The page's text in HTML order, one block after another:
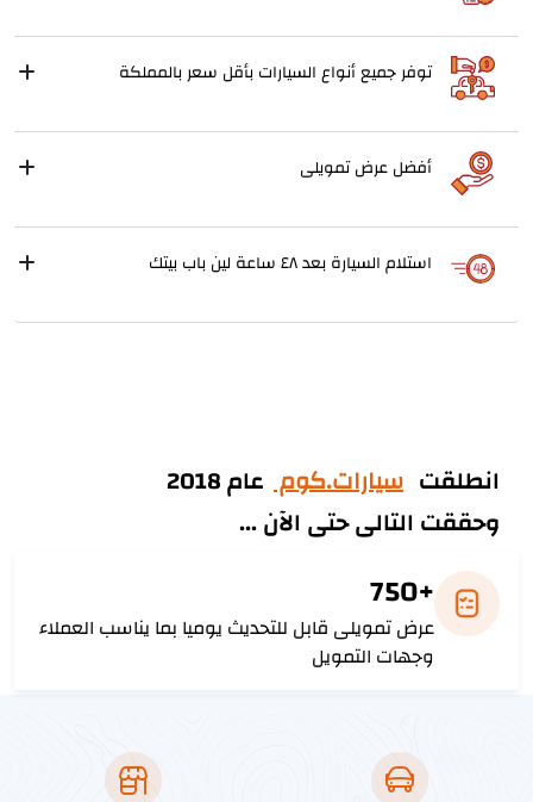
توفر جميع أنواع السيارات بأقل سعر بالمملكة
أفضل عرض تمويلى
استلام السيارة بعد ٤٨ ساعة لين باب بيتك
انطلقت سيارات.كوم عام 2018
وحققت التالى حتى الآن ...
+750
عرض تمويلى قابل للتحديث يوميا بما يناسب العملاء
وجهات التمويل